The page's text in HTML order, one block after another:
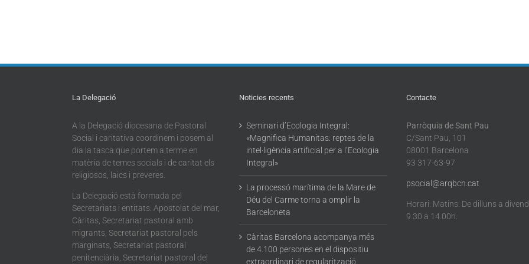
La Delegació
A la Delegació diocesana de Pastoral
Social i caritativa coordinem i posem al
dia la tasca que portem a terme en
matèria de temes socials i de caritat els
religiosos, laics i preveres.
La Delegació està formada pel
Secretariats i entitats: Apostolat del mar,
Càritas, Secretariat pastoral amb
migrants, Secretariat pastoral pels
marginats, Secretariat pastoral
penitenciària, Secretariat pastoral del
Noticies recents
Seminari d’Ecologia Integral:
«Magnifica Humanitas: reptes de la
intel·ligència artificial per a l’Ecologia
Integral»
La processó marítima de la Mare de
Déu del Carme torna a omplir la
Barceloneta
Càritas Barcelona acompanya més
de 4.100 persones en el dispositiu
extraordinari de regularització
Contacte
Parròquia de Sant Pau
C/Sant Pau, 101
08001 Barcelona
93 317-63-97
psocial@arqbcn.cat
Horari: Matins: De dilluns a
9.30 a 14.00h.